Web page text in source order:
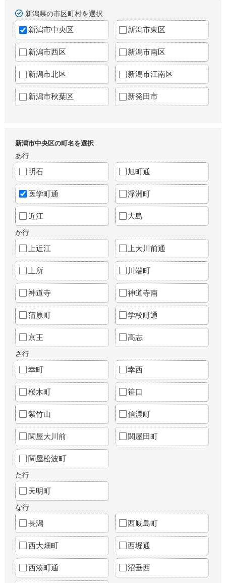
新潟県の市区町村を選択
新潟市中央区 新潟市東区
新潟市西区 新潟市南区
新潟市北区 新潟市江南区
新潟市秋葉区 新発田市
新潟市中央区の町名を選択
あ行
明石 旭町通
医学町通 浮洲町
近江 大島
か行
上近江 上大川前通
上所 川端町
神道寺 神道寺南
蒲原町 学校町通
京王 高志
さ行
幸町 幸西
桜木町 笹口
紫竹山 信濃町
関屋大川前 関屋田町
関屋松波町
た行
天明町
な行
長潟 西厩島町
西大畑町 西堀通
西湊町通 沼垂西